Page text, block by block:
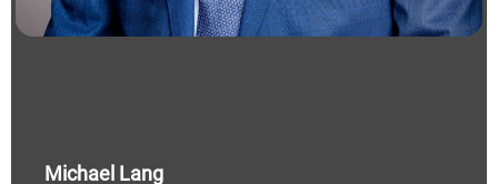
Michael Lang